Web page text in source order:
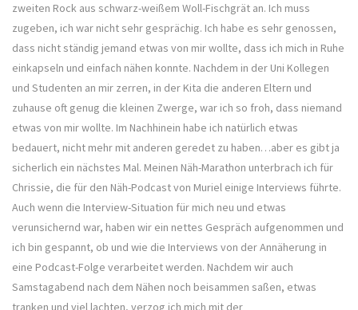
zweiten Rock aus schwarz-weißem Woll-Fischgrät an. Ich muss
zugeben, ich war nicht sehr gesprächig. Ich habe es sehr genossen,
dass nicht ständig jemand etwas von mir wollte, dass ich mich in Ruhe
einkapseln und einfach nähen konnte. Nachdem in der Uni Kollegen
und Studenten an mir zerren, in der Kita die anderen Eltern und
zuhause oft genug die kleinen Zwerge, war ich so froh, dass niemand
etwas von mir wollte. Im Nachhinein habe ich natürlich etwas
bedauert, nicht mehr mit anderen geredet zu haben…aber es gibt ja
sicherlich ein nächstes Mal. Meinen Näh-Marathon unterbrach ich für
Chrissie, die für den Näh-Podcast von Muriel einige Interviews führte.
Auch wenn die Interview-Situation für mich neu und etwas
verunsichernd war, haben wir ein nettes Gespräch aufgenommen und
ich bin gespannt, ob und wie die Interviews von der Annäherung in
eine Podcast-Folge verarbeitet werden. Nachdem wir auch
Samstagabend nach dem Nähen noch beisammen saßen, etwas
tranken und viel lachten, verzog ich mich mit der